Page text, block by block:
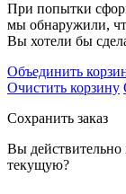
При попытки
мы обнаружили,
Вы хотели бы
Объединить
Очистить корзину
Сохранить заказ
Вы действительно
текущую?